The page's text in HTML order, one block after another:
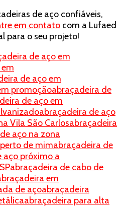
de aço confiáveis,
em contato com a Lufaed
para o seu projeto!
de aço em
de aço em
promoçãoabraçadeira de
de aço em
abraçadeira de aço
Vila São Carlosabraçadeira
aço na zona
de mimabraçadeira de
aço próximo a
abraçadeira de cabo de
em
de açoabraçadeira
abraçadeira para alta